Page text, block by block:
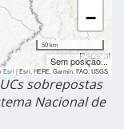
−
50 km
Sem posição...
Esri|Esri, HERE, Garmin, FAO, USGS
sobrepostas
Nacional de